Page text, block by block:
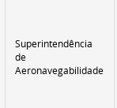
Superintendência
de
Aeronavegabilidade